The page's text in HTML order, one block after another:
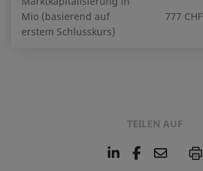
Mio (basierend auf
erstem Schlusskurs)
777 CHF
TEILEN AUF
L
F
E
P